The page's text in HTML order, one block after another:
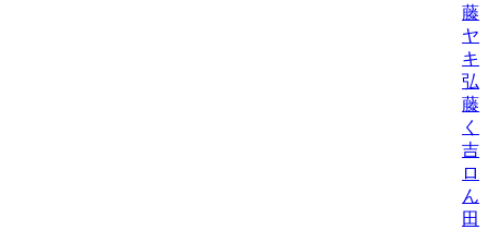
藤
ヤ
キ
弘/
藤
く
吉
ロ
ん
田